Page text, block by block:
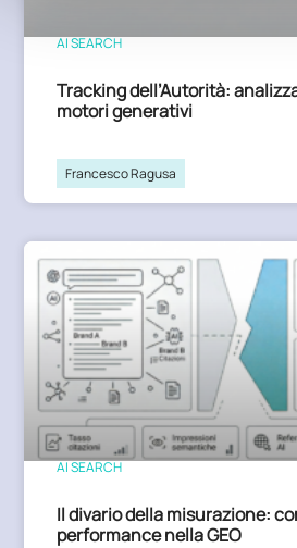
AI SEARCH
Tracking dell’Autorità:
motori generativi
Francesco Ragusa
AI SEARCH
Il divario della misurazione:
performance nella GEO